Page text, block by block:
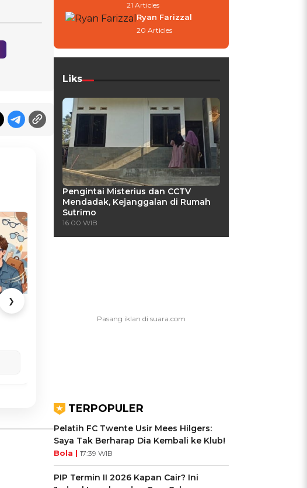
Cocok dengan
Kamu dengan Si Zodiak
❯
21 Articles
Ryan Farizzal
20 Articles
Liks
Pengintai Misterius dan CCTV
Mendadak, Kejanggalan di Rumah
Sutrimo
16:00 WIB
TERPOPULER
Pelatih FC Twente Usir Mees Hilgers:
Saya Tak Berharap Dia Kembali ke Klub!
Bola | 17:39 WIB
PIP Termin II 2026 Kapan Cair? Ini